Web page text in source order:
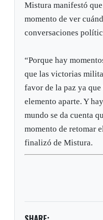
Mistura manifestó
momento de ver
conversaciones
“Porque hay
que las victorias
favor de la paz ya
elemento aparte. Y
mundo se da cuenta
momento de retomar
finalizó de Mistura.